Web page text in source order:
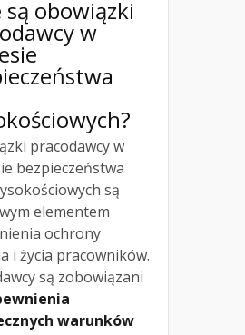
są obowiązki
w
pracodawcy w
bezpieczeństwa
są
elementem
ochrony
i życia pracowników.
są zobowiązani
warunków